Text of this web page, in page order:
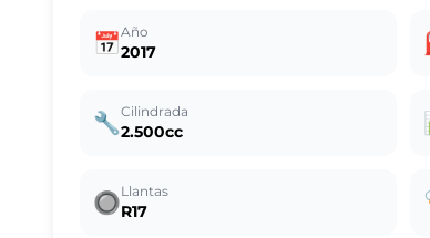
📅Año
2017
🔧Cilindrada
2.500cc
🔘Llantas
R17